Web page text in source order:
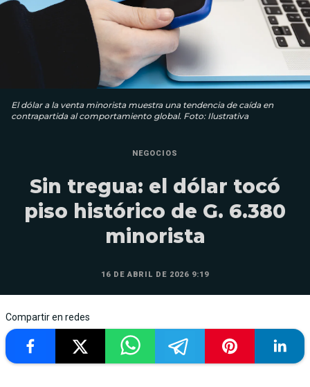
El dólar a la venta minorista muestra una tendencia de caída en
contrapartida al comportamiento global. Foto: Ilustrativa
NEGOCIOS
Sin tregua: el dólar tocó
piso histórico de G. 6.380
minorista
16 DE ABRIL DE 2026 9:19
Compartir en redes